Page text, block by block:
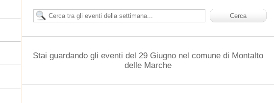
Stai guardando gli eventi del 29 Giugno nel comune di Montalto
delle Marche